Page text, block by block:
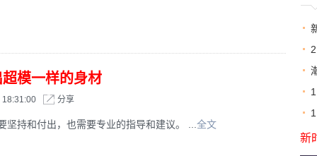
模一样的身材
18:31:00 分享
坚持和付出，也需要专业的指导和建议。 ... 全文
新